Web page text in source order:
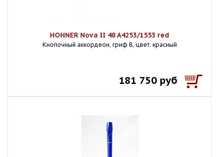
HOHNER Nova II 48 A4253/1553 red
Кнопочный аккордеон, гриф B, цвет: красный
181 750 руб